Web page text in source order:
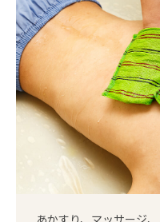
あかすり、マッサージ